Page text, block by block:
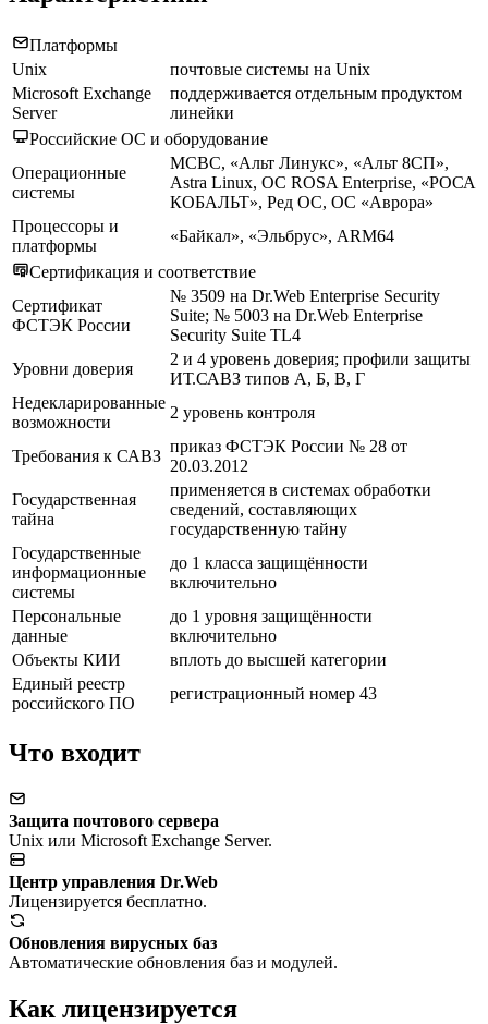
Платформы
Unix
почтовые системы на Unix
Microsoft Exchange
Server
поддерживается отдельным продуктом
линейки
Российские ОС и оборудование
Операционные
системы
МСВС, «Альт Линукс», «Альт 8СП»,
Astra Linux, ОС ROSA Enterprise, «РОСА
КОБАЛЬТ», Ред ОС, ОС «Аврора»
Процессоры и
платформы
«Байкал», «Эльбрус», ARM64
Сертификация и соответствие
Сертификат
ФСТЭК России
№ 3509 на Dr.Web Enterprise Security
Suite; № 5003 на Dr.Web Enterprise
Security Suite TL4
Уровни доверия
2 и 4 уровень доверия; профили защиты
ИТ.САВЗ типов А, Б, В, Г
Недекларированные
возможности
2 уровень контроля
Требования к САВЗ
приказ ФСТЭК России № 28 от
20.03.2012
Государственная
тайна
применяется в системах обработки
сведений, составляющих
государственную тайну
Государственные
информационные
системы
до 1 класса защищённости
включительно
Персональные
данные
до 1 уровня защищённости
включительно
Объекты КИИ
вплоть до высшей категории
Единый реестр
российского ПО
регистрационный номер 43
Что входит
Защита почтового сервера
Unix или Microsoft Exchange Server.
Центр управления Dr.Web
Лицензируется бесплатно.
Обновления вирусных баз
Автоматические обновления баз и модулей.
Как лицензируется